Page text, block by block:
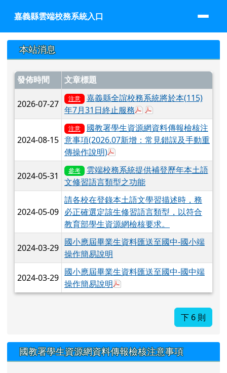
嘉義縣雲端校務系統入口
嘉義縣雲端校務系統入口
上中區域內容
本站消息
發佈時間 文章標題
2026-07-27 注意
嘉義縣全誼校務系統將於本(115)
年7月31日終止服務
下載：全誼資料匯出
2024-08-15
注意
國教署學生資源網資料傳報檢核注
意事項(2026.07新增：常見錯誤及手動重
傳操作說明)
2024-05-31 參考
雲端校務系統提供補登歷年本土語
文修習語言類型之功能
2024-05-09
請各校在登錄本土語文學習描述時，務
必正確選定該生修習語言類型，以符合
教育部學生資源網檢核要求。
2024-03-29
國小應屆畢業生資料匯送至國中-國小端
操作簡易說明
2024-03-29
國小應屆畢業生資料匯送至國中-國中端
操作簡易說明
下 6 則
國教署學生資源網資料傳報檢核注意事項
頁尾區域